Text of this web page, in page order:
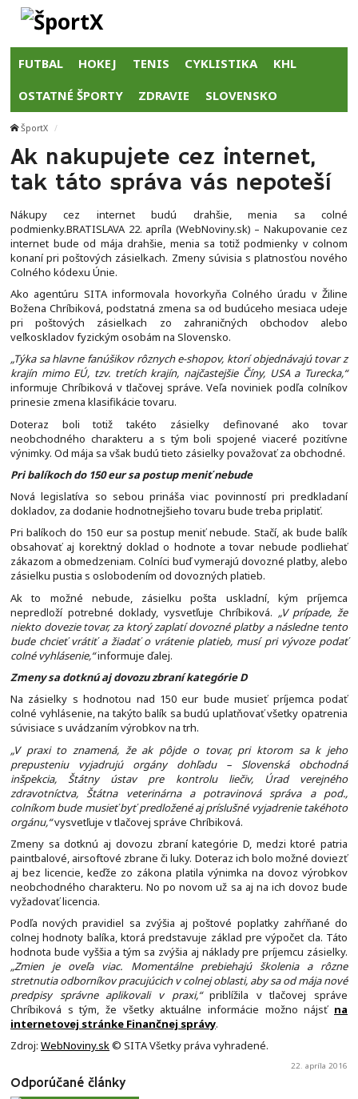
FUTBAL HOKEJ TENIS CYKLISTIKA KHL
OSTATNÉ ŠPORTY ZDRAVIE SLOVENSKO
ŠportX
Ak nakupujete cez internet,
tak táto správa vás nepoteší
Nákupy cez internet budú drahšie, menia sa colné
podmienky.BRATISLAVA 22. apríla (WebNoviny.sk) – Nakupovanie cez
internet bude od mája drahšie, menia sa totiž podmienky v colnom
konaní pri poštových zásielkach. Zmeny súvisia s platnosťou nového
Colného kódexu Únie.
Ako agentúru SITA informovala hovorkyňa Colného úradu v Žiline
Božena Chríbiková, podstatná zmena sa od budúceho mesiaca udeje
pri poštových zásielkach zo zahraničných obchodov alebo
veľkoskladov fyzickým osobám na Slovensko.
„Týka sa hlavne fanúšikov rôznych e-shopov, ktorí objednávajú tovar z
krajín mimo EÚ, tzv. tretích krajín, najčastejšie Číny, USA a Turecka,“
informuje Chríbiková v tlačovej správe. Veľa noviniek podľa colníkov
prinesie zmena klasifikácie tovaru.
Doteraz boli totiž takéto zásielky definované ako tovar
neobchodného charakteru a s tým boli spojené viaceré pozitívne
výnimky. Od mája sa však budú tieto zásielky považovať za obchodné.
Pri balíkoch do 150 eur sa postup meniť nebude
Nová legislatíva so sebou prináša viac povinností pri predkladaní
dokladov, za dodanie hodnotnejšieho tovaru bude treba priplatiť.
Pri balíkoch do 150 eur sa postup meniť nebude. Stačí, ak bude balík
obsahovať aj korektný doklad o hodnote a tovar nebude podliehať
zákazom a obmedzeniam. Colníci buď vymerajú dovozné platby, alebo
zásielku pustia s oslobodením od dovozných platieb.
Ak to možné nebude, zásielku pošta uskladní, kým príjemca
nepredloží potrebné doklady, vysvetľuje Chríbiková. „V prípade, že
niekto dovezie tovar, za ktorý zaplatí dovozné platby a následne tento
bude chcieť vrátiť a žiadať o vrátenie platieb, musí pri vývoze podať
colné vyhlásenie,“informuje ďalej.
Zmeny sa dotknú aj dovozu zbraní kategórie D
Na zásielky s hodnotou nad 150 eur bude musieť príjemca podať
colné vyhlásenie, na takýto balík sa budú uplatňovať všetky opatrenia
súvisiace s uvádzaním výrobkov na trh.
„V praxi to znamená, že ak pôjde o tovar, pri ktorom sa k jeho
prepusteniu vyjadrujú orgány dohľadu – Slovenská obchodná
inšpekcia, Štátny ústav pre kontrolu liečiv, Úrad verejného
zdravotníctva, Štátna veterinárna a potravinová správa a pod.,
colníkom bude musieť byť predložené aj príslušné vyjadrenie takéhoto
orgánu,“vysvetľuje v tlačovej správe Chríbiková.
Zmeny sa dotknú aj dovozu zbraní kategórie D, medzi ktoré patria
paintbalové, airsoftové zbrane či luky. Doteraz ich bolo možné doviezť
aj bez licencie, keďže zo zákona platila výnimka na dovoz výrobkov
neobchodného charakteru. No po novom už sa aj na ich dovoz bude
vyžadovať licencia.
Podľa nových pravidiel sa zvýšia aj poštové poplatky zahŕňané do
colnej hodnoty balíka, ktorá predstavuje základ pre výpočet cla. Táto
hodnota bude vyššia a tým sa zvýšia aj náklady pre príjemcu zásielky.
„Zmien je oveľa viac. Momentálne prebiehajú školenia a rôzne
stretnutia odborníkov pracujúcich v colnej oblasti, aby sa od mája nové
predpisy správne aplikovali v praxi,“priblížila v tlačovej správe
Chríbiková s tým, že všetky aktuálne informácie možno nájsť na
internetovej stránke Finančnej správy.
Zdroj: WebNoviny.sk© SITA Všetky práva vyhradené.
22. apríla 2016
Odporúčané články